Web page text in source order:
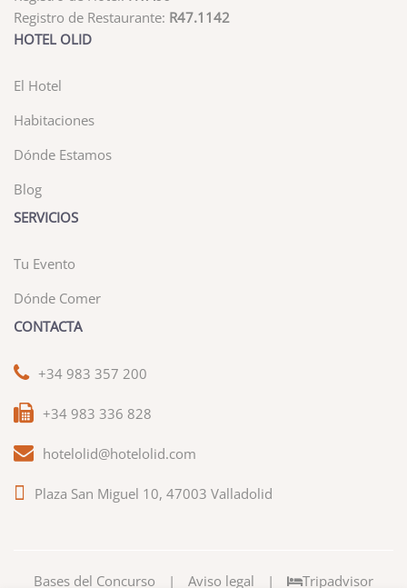
Registro de Restaurante: R47.1142
HOTEL OLID
El Hotel
Habitaciones
Dónde Estamos
Blog
SERVICIOS
Tu Evento
Dónde Comer
CONTACTA
+34 983 357 200
+34 983 336 828
hotelolid@hotelolid.com
Plaza San Miguel 10, 47003 Valladolid
Bases del Concurso | Aviso legal | Tripadvisor